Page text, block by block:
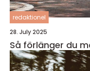
redaktionel
28. July 2025
Så förlänger du